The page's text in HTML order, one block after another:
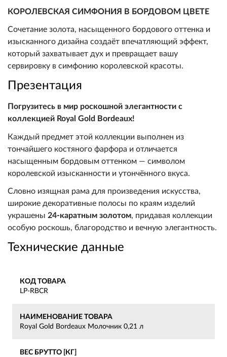
КОРОЛЕВСКАЯ СИМФОНИЯ В БОРДОВОМ ЦВЕТЕ
Сочетание золота, насыщенного бордового оттенка и
изысканного дизайна создаёт впечатляющий эффект,
который захватывает дух и превращает вашу
сервировку в симфонию королевской красоты.
Презентация
Погрузитесь в мир роскошной элегантности с
коллекцией Royal Gold Bordeaux!
Каждый предмет этой коллекции выполнен из
тончайшего костяного фарфора и отличается
насыщенным бордовым оттенком — символом
королевской изысканности и утончённого вкуса.
Словно изящная рама для произведения искусства,
широкие декоративные полосы по краям изделий
украшены 24-каратным золотом, придавая коллекции
особую роскошь, благородство и вечную элегантность.
Технические данные
КОД ТОВАРА
LP-RBCR
НАИМЕНОВАНИЕ ТОВАРА
Royal Gold Bordeaux Молочник 0,21 л
ВЕС БРУТТО [КГ]